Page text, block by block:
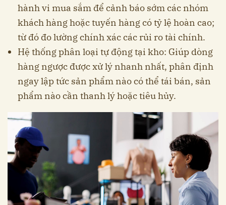
hành vi mua sắm để cảnh báo sớm các nhóm
khách hàng hoặc tuyến hàng có tỷ lệ hoàn cao;
từ đó đo lường chính xác các rủi ro tài chính.
Hệ thống phân loại tự động tại kho: Giúp dòng
hàng ngược được xử lý nhanh nhất, phân định
ngay lập tức sản phẩm nào có thể tái bán, sản
phẩm nào cần thanh lý hoặc tiêu hủy.